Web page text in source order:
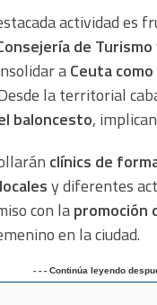
actividad es
de
aCeuta
la territorial
baloncesto,
clínics de
y diferentes
con lapromoción
en la ciudad.
- - - Continúa leyendo